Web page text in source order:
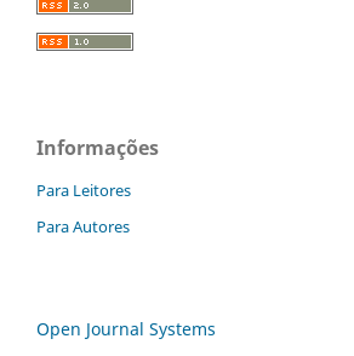
Informações
Para Leitores
Para Autores
Open Journal Systems